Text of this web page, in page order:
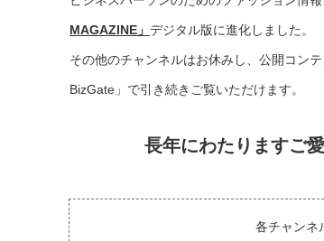
MAGAZINE」 デジタル版に進化しました。
その他のチャンネルはお休みし、公開コン
BizGate」で引き続きご覧いただけます。
長年にわたりますご愛
各チャンネ